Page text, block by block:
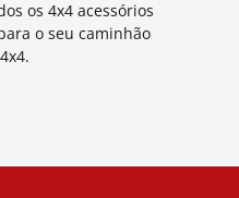
os 4x4 acessórios
o seu caminhão
4x4.